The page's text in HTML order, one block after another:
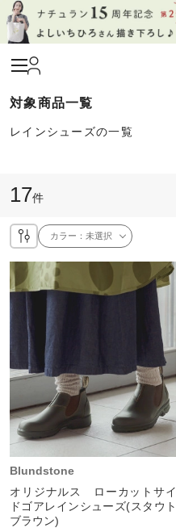
レインシューズの一覧
17件
カラー：未選択
Blundstone
オリジナルス ローカットサイ
ドゴアレインシューズ(スタウト
ブラウン)